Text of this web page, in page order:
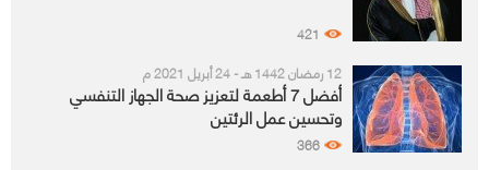
421
12 رمضان 1442 هـ - 24 أبريل 2021 م
أفضل 7 أطعمة لتعزيز صحة الجهاز التنفسي
وتحسين عمل الرئتين
366